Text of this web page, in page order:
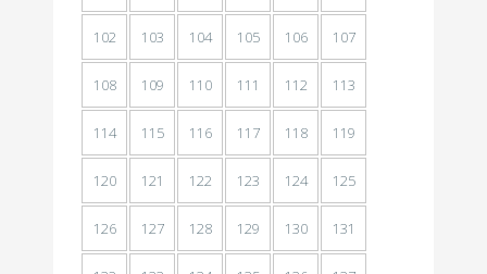
102 103 104 105 106 107
108 109 110 111 112 113
114 115 116 117 118 119
120 121 122 123 124 125
126 127 128 129 130 131